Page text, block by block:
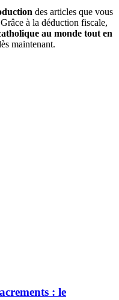
des articles que vous
à la déduction fiscale,
au monde tout en
maintenant.
: le